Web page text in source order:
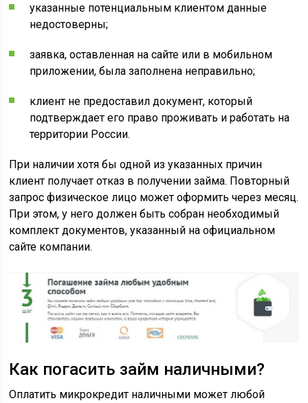
указанные потенциальным клиентом данные
недостоверны;
заявка, оставленная на сайте или в мобильном
приложении, была заполнена неправильно;
клиент не предоставил документ, который
подтверждает его право проживать и работать на
территории России.
При наличии хотя бы одной из указанных причин
клиент получает отказ в получении займа. Повторный
запрос физическое лицо может оформить через месяц.
При этом, у него должен быть собран необходимый
комплект документов, указанный на официальном
сайте компании.
Как погасить займ наличными?
Оплатить микрокредит наличными может любой